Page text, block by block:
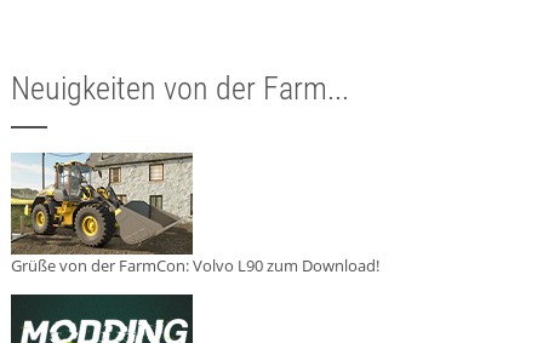
Neuigkeiten von der Farm...
Grüße von der FarmCon: Volvo L90 zum Download!